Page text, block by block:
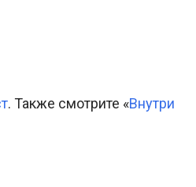
. Также смотрите «Внутри